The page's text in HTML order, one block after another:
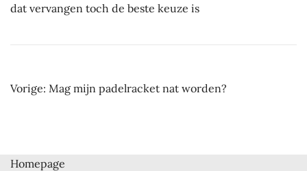
dat vervangen toch de beste keuze is
Bericht
Vorige: Mag mijn padelracket nat worden?
Homepage